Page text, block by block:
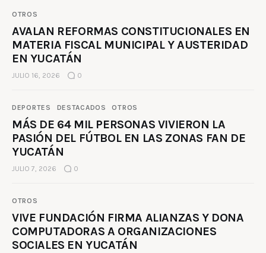
OTROS
AVALAN REFORMAS CONSTITUCIONALES EN
MATERIA FISCAL MUNICIPAL Y AUSTERIDAD
EN YUCATÁN
JULIO 16, 2026 0
DEPORTES DESTACADOS OTROS
MÁS DE 64 MIL PERSONAS VIVIERON LA
PASIÓN DEL FÚTBOL EN LAS ZONAS FAN DE
YUCATÁN
JULIO 7, 2026 0
OTROS
VIVE FUNDACIÓN FIRMA ALIANZAS Y DONA
COMPUTADORAS A ORGANIZACIONES
SOCIALES EN YUCATÁN